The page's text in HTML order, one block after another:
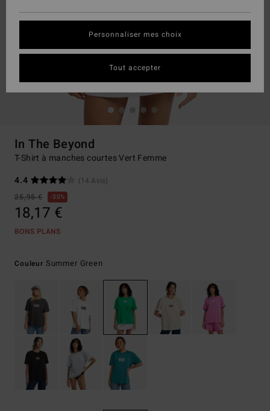
In The Beyond
T-Shirt à manches courtes Vert Femme
4.4
(14 Avis)
25,95 €
30%
18,17 €
BONS PLANS
Couleur Summer Green
Personnaliser mes choix
Tout accepter